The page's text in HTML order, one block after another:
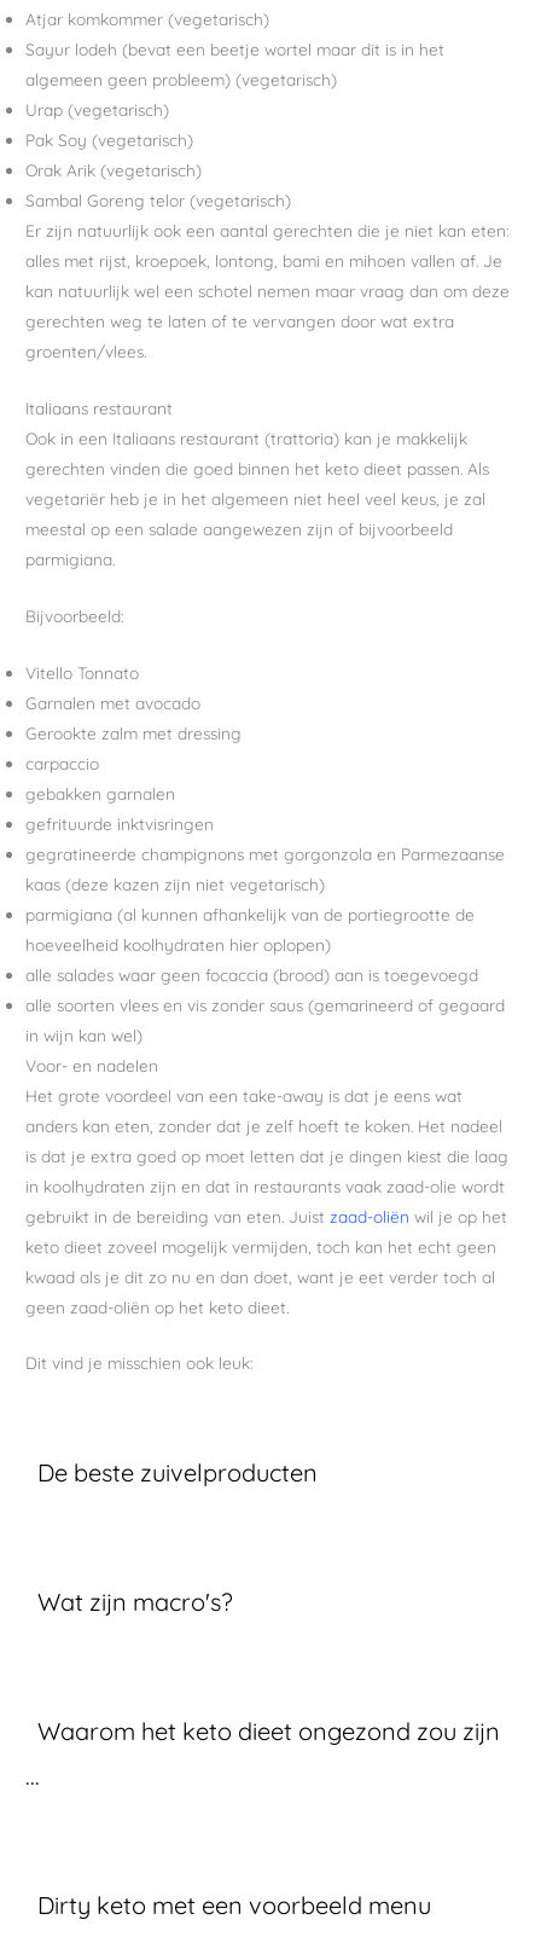
Atjar komkommer (vegetarisch)
Sayur lodeh (bevat een beetje wortel maar dit is in het
algemeen geen probleem) (vegetarisch)
Urap (vegetarisch)
Pak Soy (vegetarisch)
Orak Arik (vegetarisch)
Sambal Goreng telor (vegetarisch)
Er zijn natuurlijk ook een aantal gerechten die je niet kan eten:
alles met rijst, kroepoek, lontong, bami en mihoen vallen af. Je
kan natuurlijk wel een schotel nemen maar vraag dan om deze
gerechten weg te laten of te vervangen door wat extra
groenten/vlees.
Italiaans restaurant
Ook in een Italiaans restaurant (trattoria) kan je makkelijk
gerechten vinden die goed binnen het keto dieet passen. Als
vegetariër heb je in het algemeen niet heel veel keus, je zal
meestal op een salade aangewezen zijn of bijvoorbeeld
parmigiana.
Bijvoorbeeld:
Vitello Tonnato
Garnalen met avocado
Gerookte zalm met dressing
carpaccio
gebakken garnalen
gefrituurde inktvisringen
gegratineerde champignons met gorgonzola en Parmezaanse
kaas (deze kazen zijn niet vegetarisch)
parmigiana (al kunnen afhankelijk van de portiegrootte de
hoeveelheid koolhydraten hier oplopen)
alle salades waar geen focaccia (brood) aan is toegevoegd
alle soorten vlees en vis zonder saus (gemarineerd of gegaard
in wijn kan wel)
Voor- en nadelen
Het grote voordeel van een take-away is dat je eens wat
anders kan eten, zonder dat je zelf hoeft te koken. Het nadeel
is dat je extra goed op moet letten dat je dingen kiest die laag
in koolhydraten zijn en dat in restaurants vaak zaad-olie wordt
gebruikt in de bereiding van eten. Juist zaad-oliën wil je op het
keto dieet zoveel mogelijk vermijden, toch kan het echt geen
kwaad als je dit zo nu en dan doet, want je eet verder toch al
geen zaad-oliën op het keto dieet.
Dit vind je misschien ook leuk:
De beste zuivelproducten
Wat zijn macro's?
Waarom het keto dieet ongezond zou zijn
...
Dirty keto met een voorbeeld menu